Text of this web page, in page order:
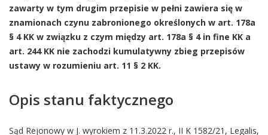
zawarty w tym drugim przepisie w pełni zawiera się w
znamionach czynu zabronionego określonych w art. 178a
§ 4 KK w związku z czym między art. 178a § 4 in fine KK a
art. 244 KK nie zachodzi kumulatywny zbieg przepisów
ustawy w rozumieniu art. 11 § 2 KK.
Opis stanu faktycznego
Sąd Rejonowy w J. wyrokiem z 11.3.2022 r., II K 1582/21, Legalis,